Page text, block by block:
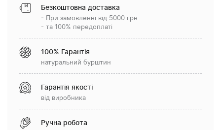
Безкоштовна доставка
- При замовленні від 5000 грн
- та 100% передоплаті
100% Гарантія
натуральний бурштин
Гарантія якості
від виробника
Ручна робота